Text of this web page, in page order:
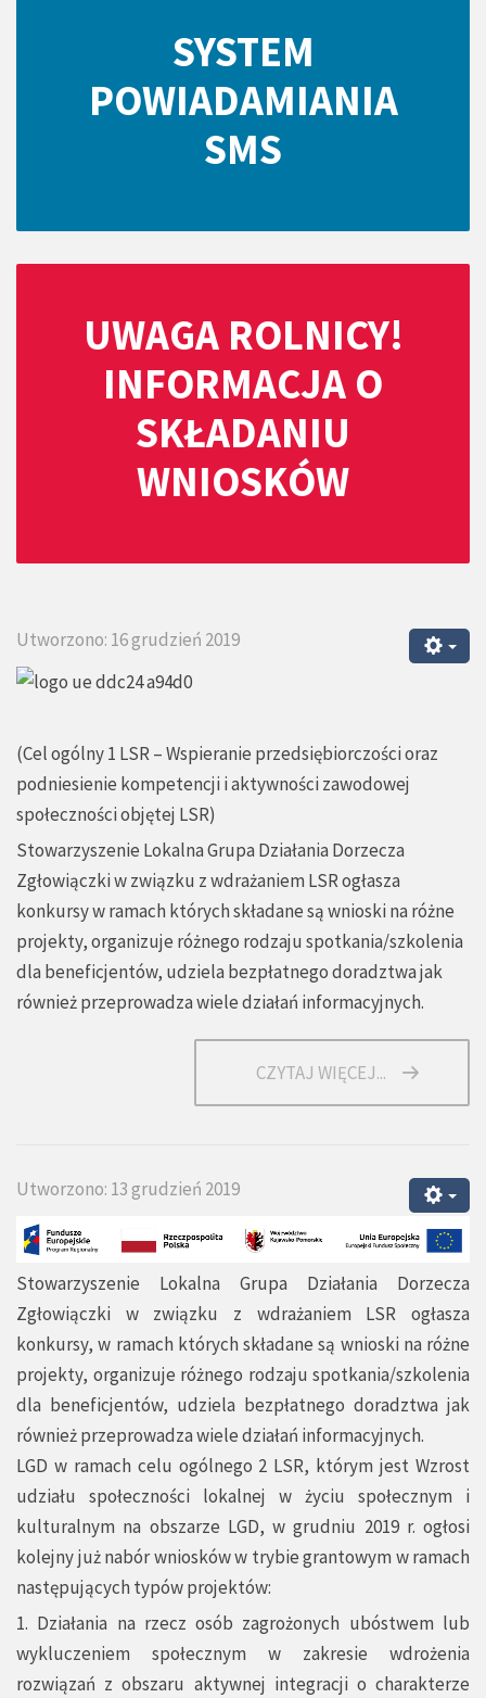
SYSTEM
POWIADAMIANIA
SMS
UWAGA ROLNICY!
INFORMACJA O
SKŁADANIU
WNIOSKÓW
Utworzono: 16 grudzień 2019
(Cel ogólny 1 LSR – Wspieranie przedsiębiorczości oraz
podniesienie kompetencji i aktywności zawodowej
społeczności objętej LSR)
Stowarzyszenie Lokalna Grupa Działania Dorzecza
Zgłowiączki w związku z wdrażaniem LSR ogłasza
konkursy w ramach których składane są wnioski na różne
projekty, organizuje różnego rodzaju spotkania/szkolenia
dla beneficjentów, udziela bezpłatnego doradztwa jak
również przeprowadza wiele działań informacyjnych.
CZYTAJ WIĘCEJ...
Utworzono: 13 grudzień 2019
Stowarzyszenie Lokalna Grupa Działania Dorzecza
Zgłowiączki w związku z wdrażaniem LSR ogłasza
konkursy, w ramach których składane są wnioski na różne
projekty, organizuje różnego rodzaju spotkania/szkolenia
dla beneficjentów, udziela bezpłatnego doradztwa jak
również przeprowadza wiele działań informacyjnych.
LGD w ramach celu ogólnego 2 LSR, którym jest Wzrost
udziału społeczności lokalnej w życiu społecznym i
kulturalnym na obszarze LGD, w grudniu 2019 r. ogłosi
kolejny już nabór wniosków w trybie grantowym w ramach
następujących typów projektów:
1. Działania na rzecz osób zagrożonych ubóstwem lub
wykluczeniem społecznym w zakresie wdrożenia
rozwiązań z obszaru aktywnej integracji o charakterze